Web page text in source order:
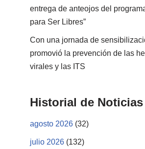
entrega de anteojos del
para Ser Libres”
Con una jornada de
promovió la prevención de las
virales y las ITS
Historial de Noticias
agosto 2026 (32)
julio 2026 (132)